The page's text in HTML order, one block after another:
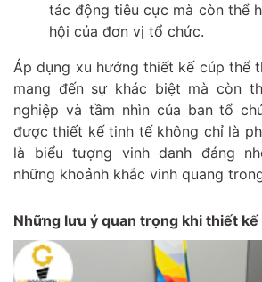
tác động tiêu cực mà còn thể
hội của đơn vị tổ chức.
Áp dụng xu hướng thiết kế cúp thể
mang đến sự khác biệt mà còn
nghiệp và tầm nhìn của ban tổ
được thiết kế tinh tế không chỉ là
là biểu tượng vinh danh đáng
những khoảnh khắc vinh quang
Những lưu ý quan trọng khi thiết